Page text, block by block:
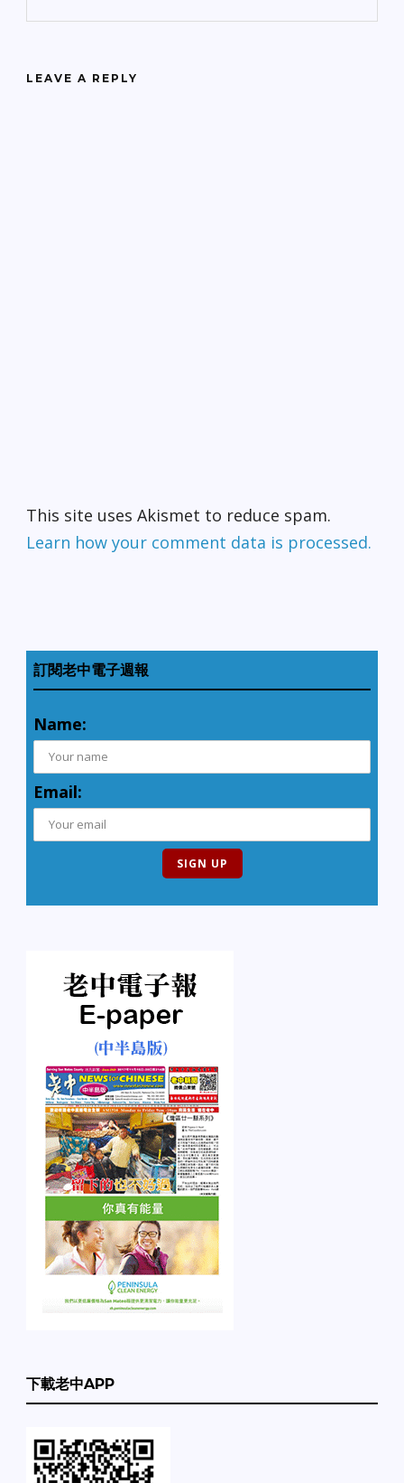
LEAVE A REPLY
This site uses Akismet to reduce spam.
Learn how your comment data is processed.
訂閱老中電子週報
Name:
Email:
下載老中APP